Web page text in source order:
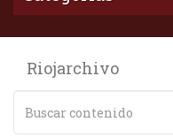
Riojarchivo